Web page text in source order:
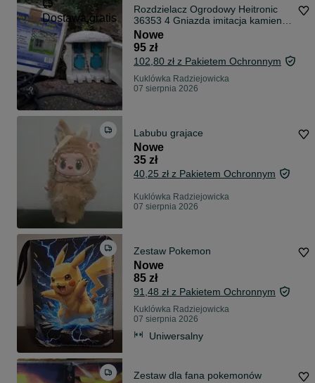
Dostawa gratis
Rozdzielacz Ogrodowy Heitronic
36353 4 Gniazda imitacja kamienia
IP44 NOWY
Nowe
95 zł
102,80 zł z Pakietem Ochronnym
Kuklówka Radziejowicka
07 sierpnia 2026
Labubu grajace
Nowe
35 zł
40,25 zł z Pakietem Ochronnym
Kuklówka Radziejowicka
07 sierpnia 2026
Zestaw Pokemon
Nowe
85 zł
91,48 zł z Pakietem Ochronnym
Kuklówka Radziejowicka
07 sierpnia 2026
Uniwersalny
Zestaw dla fana pokemonów